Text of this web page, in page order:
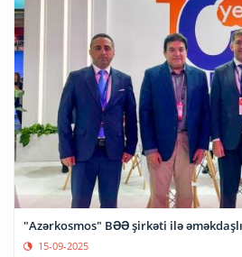
"Azərkosmos" BƏƏ şirkəti ilə
15-09-2025